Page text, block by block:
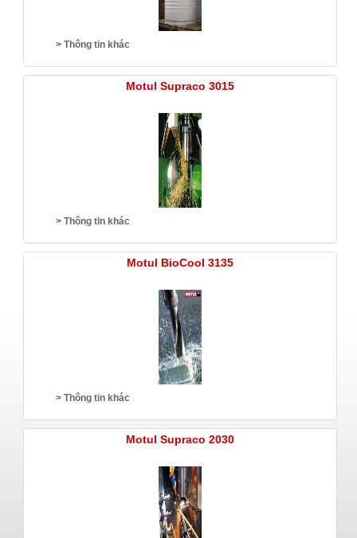
> Thông tin khác
Motul Supraco 3015
> Thông tin khác
Motul BioCool 3135
> Thông tin khác
Motul Supraco 2030